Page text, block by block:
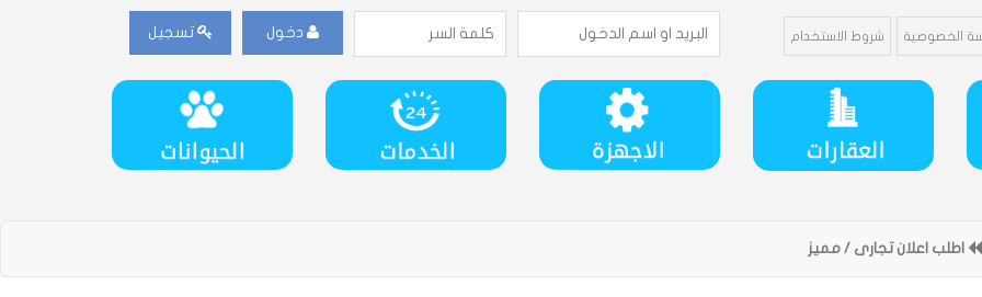
الخصوصية شروط الاستخدام دخول تسجيل
اطلب اعلان تجارى / مميز